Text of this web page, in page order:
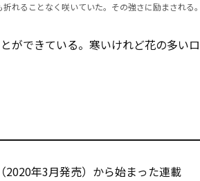
れることなく咲いていた。その強さに励まされる。
ができている。寒いけれど花の多いロ
2020年3月発売）から始まった連載